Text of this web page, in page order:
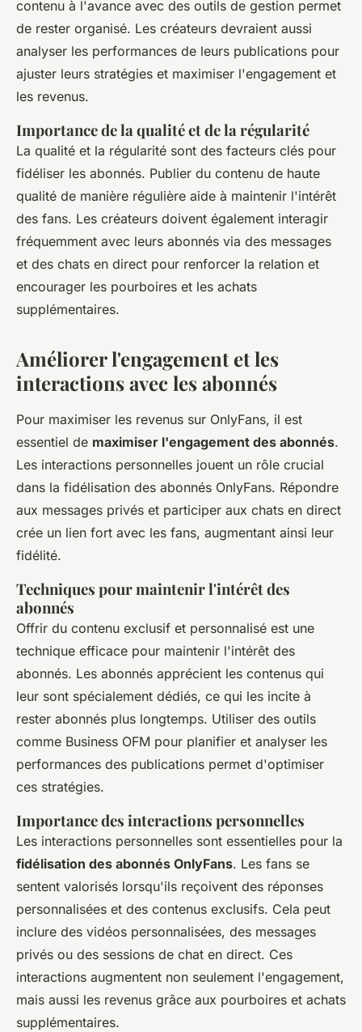
contenu à l'avance avec des outils de gestion permet
de rester organisé. Les créateurs devraient aussi
analyser les performances de leurs publications pour
ajuster leurs stratégies et maximiser l'engagement et
les revenus.
Importance de la qualité et de la régularité
La qualité et la régularité sont des facteurs clés pour
fidéliser les abonnés. Publier du contenu de haute
qualité de manière régulière aide à maintenir l'intérêt
des fans. Les créateurs doivent également interagir
fréquemment avec leurs abonnés via des messages
et des chats en direct pour renforcer la relation et
encourager les pourboires et les achats
supplémentaires.
Améliorer l'engagement et les
interactions avec les abonnés
Pour maximiser les revenus sur OnlyFans, il est
essentiel de maximiser l'engagement des abonnés.
Les interactions personnelles jouent un rôle crucial
dans la fidélisation des abonnés OnlyFans. Répondre
aux messages privés et participer aux chats en direct
crée un lien fort avec les fans, augmentant ainsi leur
fidélité.
Techniques pour maintenir l'intérêt des
abonnés
Offrir du contenu exclusif et personnalisé est une
technique efficace pour maintenir l'intérêt des
abonnés. Les abonnés apprécient les contenus qui
leur sont spécialement dédiés, ce qui les incite à
rester abonnés plus longtemps. Utiliser des outils
comme Business OFM pour planifier et analyser les
performances des publications permet d'optimiser
ces stratégies.
Importance des interactions personnelles
Les interactions personnelles sont essentielles pour la
fidélisation des abonnés OnlyFans. Les fans se
sentent valorisés lorsqu'ils reçoivent des réponses
personnalisées et des contenus exclusifs. Cela peut
inclure des vidéos personnalisées, des messages
privés ou des sessions de chat en direct. Ces
interactions augmentent non seulement l'engagement,
mais aussi les revenus grâce aux pourboires et achats
supplémentaires.